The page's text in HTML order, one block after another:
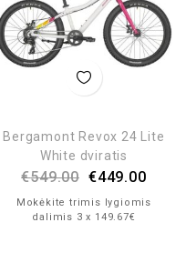
Bergamont Revox 24 Lite
White dviratis
€549.00 €449.00
Mokėkite trimis lygiomis
dalimis 3 x 149.67€